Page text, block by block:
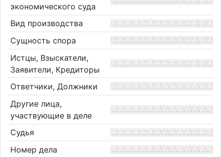
экономического суда
Вид производства
Сущность спора
Истцы, Взыскатели,
Заявители, Кредиторы
Ответчики, Должники
Другие лица,
участвующие в деле
Судья
Номер дела